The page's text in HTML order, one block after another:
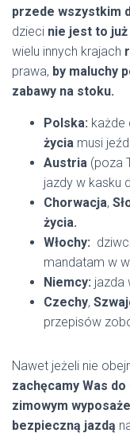
przede wszystkim
dzieci nie jest to
wielu innych krajach
prawa, by maluchy
zabawy na stoku.
Polska: każde
życia musi
Austria (poza
jazdy w kasku
Chorwacja,
życia.
Włochy:
mandatam w
Niemcy: jazda
Czechy,
przepisów
Nawet jeżeli nie
zachęcamy Was
zimowym
bezpieczną jazdą